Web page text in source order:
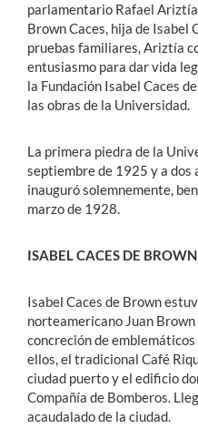
parlamentario Rafael
Brown Caces, hija de Isabel
pruebas familiares, Ariztía
entusiasmo para dar vida
la Fundación Isabel Caces
las obras de la Universidad.
La primera piedra de la
septiembre de 1925 y a dos
inauguró solemnemente,
marzo de 1928.
ISABEL CACES DE BROWN
Isabel Caces de Brown
norteamericano Juan
concreción de
ellos, el tradicional Café
ciudad puerto y el edificio
Compañía de Bomberos.
acaudalado de la ciudad.